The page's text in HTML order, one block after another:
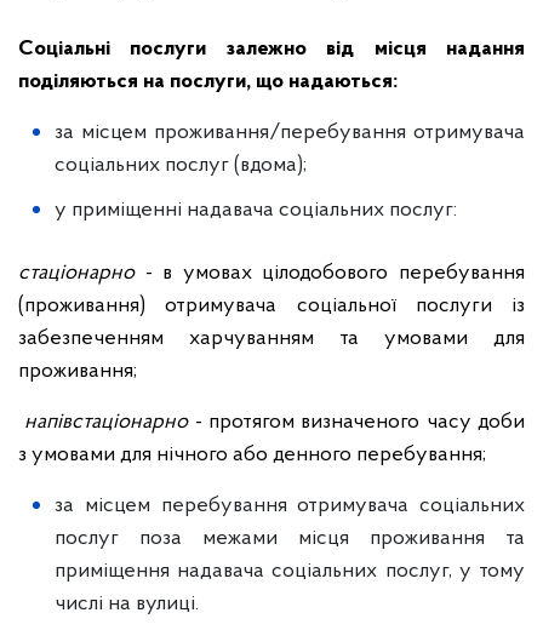
Соціальні послуги залежно від місця надання
поділяються на послуги, що надаються:
за місцем проживання/перебування отримувача
соціальних послуг (вдома);
у приміщенні надавача соціальних послуг:
стаціонарно- в умовах цілодобового перебування
(проживання) отримувача соціальної послуги із
забезпеченням харчуванням та умовами для
проживання;
напівстаціонарно- протягом визначеного часу доби
з умовами для нічного або денного перебування;
за місцем перебування отримувача соціальних
послуг поза межами місця проживання та
приміщення надавача соціальних послуг, у тому
числі на вулиці.